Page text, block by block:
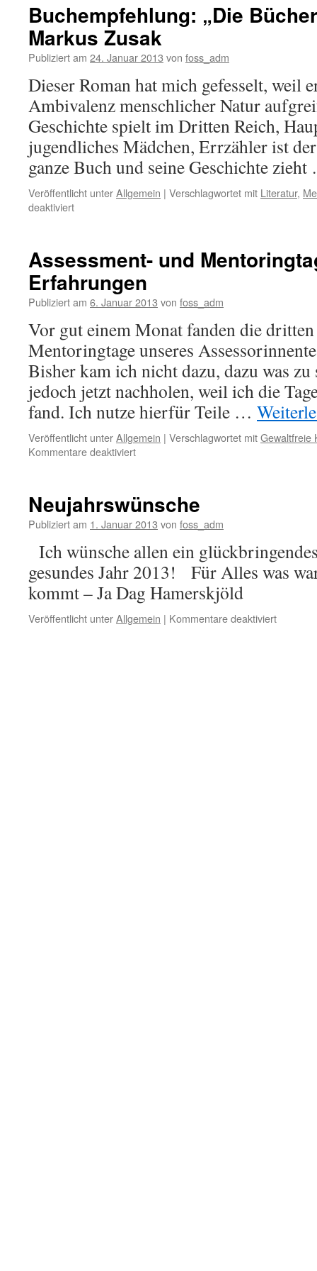
Buchempfehlung: „Die
Markus Zusak
Publiziert am 24. Januar 2013 von foss_adm
Dieser Roman hat mich gefesselt, weil
Ambivalenz menschlicher Natur
Geschichte spielt im Dritten Reich,
jugendliches Mädchen, Errzähler ist
ganze Buch und seine Geschichte
Veröffentlicht unterAllgemein | Verschlagwortet mit Literatur,
deaktiviertfür
von
Markus
Zusak
Assessment- und
Erfahrungen
Publiziert am 6. Januar 2013 von foss_adm
Vor gut einem Monat fanden die
Mentoringtage unseres
Bisher kam ich nicht dazu, dazu was
jedoch jetzt nachholen, weil ich die
fand. Ich nutze hierfür Teile …
Veröffentlicht unterAllgemein | Verschlagwortet mitGewaltfreie
Kommentare deaktiviertfür
–
meine
Neujahrswünsche
Publiziert am 1. Januar 2013 von foss_adm
Ich wünsche allen ein
gesundes Jahr 2013! Für Alles was
kommt – Ja Dag Hamerskjöld
Veröffentlicht unterAllgemein | Kommentare deaktiviertfür